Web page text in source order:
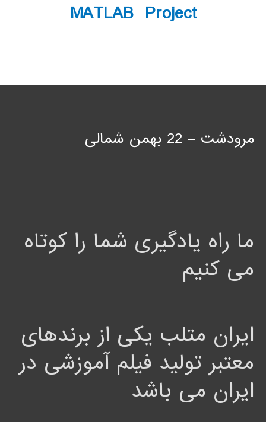
MATLAB Project
مرودشت – 22 بهمن شمالی
ما راه یادگیری شما را کوتاه
می کنیم
ایران متلب یکی از برندهای
معتبر تولید فیلم آموزشی در
ایران می باشد